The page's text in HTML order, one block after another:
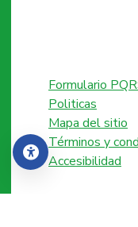
Accesibilidad
Formulario
Politicas
Mapa del sitio
Términos y
Accesibilidad